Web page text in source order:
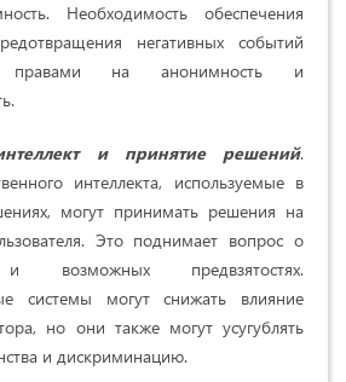
Необходимость обеспечения
негативных событий
правами на анонимность и
и принятие решений.
интеллекта, используемые в
могут принимать решения на
Это поднимает вопрос о
и возможных предвзятостях.
системы могут снижать влияние
но они также могут усугублять
и дискриминацию.